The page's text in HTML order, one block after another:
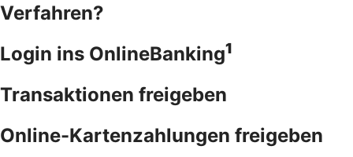
Verfahren?
Login ins OnlineBanking1
Transaktionen freigeben
Online-Kartenzahlungen freigeben